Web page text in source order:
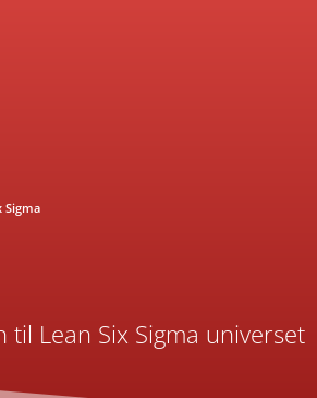
Sigma
Lean Six Sigma universet